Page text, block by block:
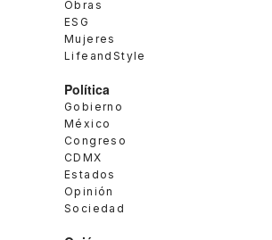
Obras
ESG
Mujeres
LifeandStyle
Política
Gobierno
México
Congreso
CDMX
Estados
Opinión
Sociedad